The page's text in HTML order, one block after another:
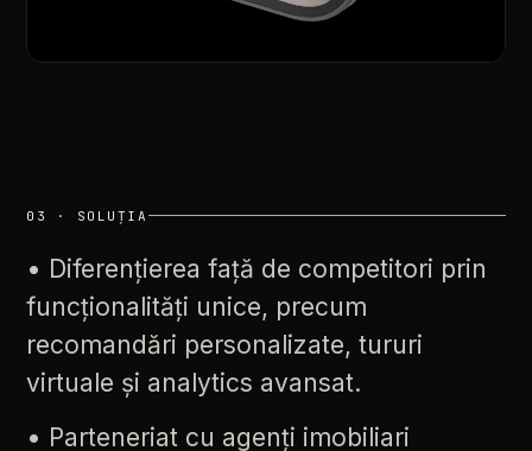
03 · SOLUȚIA
• Diferențierea față de competitori prin
funcționalități unice, precum
recomandări personalizate, tururi
virtuale și analytics avansat.
• Parteneriat cu agenți imobiliari